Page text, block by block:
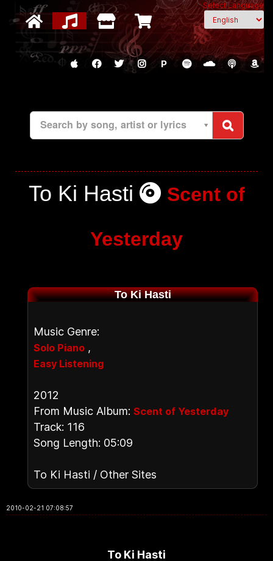
Select Language
P
Search by song, artist or lyrics
To Ki Hasti Scent of
Yesterday
To Ki Hasti
Music Genre:
Solo Piano ,
Easy Listening
2012
From Music Album: Scent of Yesterday
Track: 116
Song Length: 05:09
To Ki Hasti / Other Sites
2010-02-21 07:08:57
To Ki Hasti